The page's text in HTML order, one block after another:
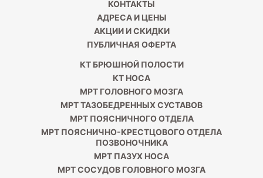
КОНТАКТЫ
АДРЕСА И ЦЕНЫ
АКЦИИ И СКИДКИ
ПУБЛИЧНАЯ ОФЕРТА
КТ БРЮШНОЙ ПОЛОСТИ
КТ НОСА
МРТ ГОЛОВНОГО МОЗГА
МРТ ТАЗОБЕДРЕННЫХ СУСТАВОВ
МРТ ПОЯСНИЧНОГО ОТДЕЛА
МРТ ПОЯСНИЧНО-КРЕСТЦОВОГО ОТДЕЛА
ПОЗВОНОЧНИКА
МРТ ПАЗУХ НОСА
МРТ СОСУДОВ ГОЛОВНОГО МОЗГА